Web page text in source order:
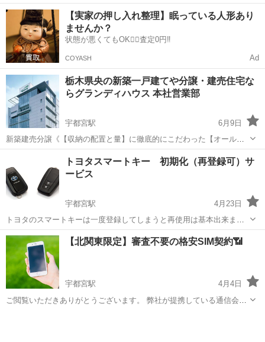
化住宅】》のパイオニアとして、「土地の開発」から始まり、「設
計」・「建築」・「セールス」・お引き渡し後の「アフターサポー
ト」までを、社内一貫体制で行っています。グ...
栃木 宇都宮市 宇都宮駅 その他
【実家の押し入れ整理】眠っている人形あり
ませんか？
状態が悪くてもOK🙆‍♀️査定0円‼️
COYASH Ad
栃木県央の新築一戸建てや分譲・建売住宅な
らグランディハウス 本社営業部
宇都宮駅
6月9日
新築建売分譲《【収納の配置と量】に徹底的にこだわった【オール電
化住宅】》のパイオニアとして、「土地の開発」から始まり、「設
計」・「建築」・「セールス」・お引き渡し後の「アフターサポー
ト」までを、社内一貫体制で行っています。グ...
宇都宮市 宇都宮駅 その他 建物
トヨタスマートキー 初期化（再登録可）サ
ービス
宇都宮駅
4月23日
トヨタのスマートキーは一度登録してしまうと再使用は基本出来ませ
ん。高価なスマートキーを新品で購入しないとならないため、負担は
かなりのものとなります。 今回朗報として、トヨタの中古スマートキ
ーを特殊な作業で初期化して再使用でき...
栃木 宇都宮市 宇都宮駅 その他 スマートキー
【北関東限定】審査不要の格安SIM契約📶
宇都宮駅
4月4日
ご閲覧いただきありがとうございます。 弊社が提携している通信会社